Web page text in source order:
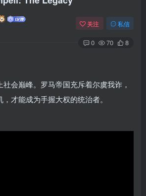
Linux软件 Android软件
关注 私信
0 70 8
会巅峰。罗马帝国充斥着尔虞我诈，
才能成为手握大权的统治者。